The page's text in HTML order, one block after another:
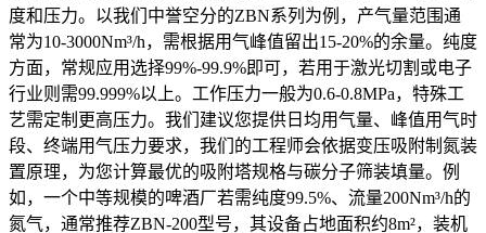
度和压力。以我们中誉空分的ZBN系列为例，产气量范围通
常为10-3000Nm³/h，需根据用气峰值留出15-20%的余量。纯度
方面，常规应用选择99%-99.9%即可，若用于激光切割或电子
行业则需99.999%以上。工作压力一般为0.6-0.8MPa，特殊工
艺需定制更高压力。我们建议您提供日均用气量、峰值用气时
段、终端用气压力要求，我们的工程师会依据变压吸附制氮装
置原理，为您计算最优的吸附塔规格与碳分子筛装填量。例
如，一个中等规模的啤酒厂若需纯度99.5%、流量200Nm³/h的
氮气，通常推荐ZBN-200型号，其设备占地面积约8m²，装机